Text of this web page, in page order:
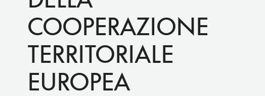
COOPERAZIONE
TERRITORIALE
EUROPEA